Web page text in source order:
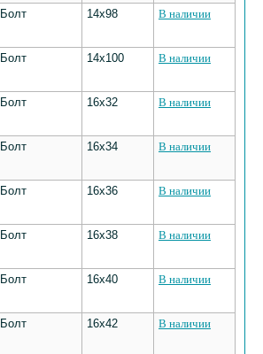
Болт 14х98 В наличии
Болт 14х100 В наличии
Болт 16х32 В наличии
Болт 16х34 В наличии
Болт 16х36 В наличии
Болт 16х38 В наличии
Болт 16х40 В наличии
Болт 16х42 В наличии